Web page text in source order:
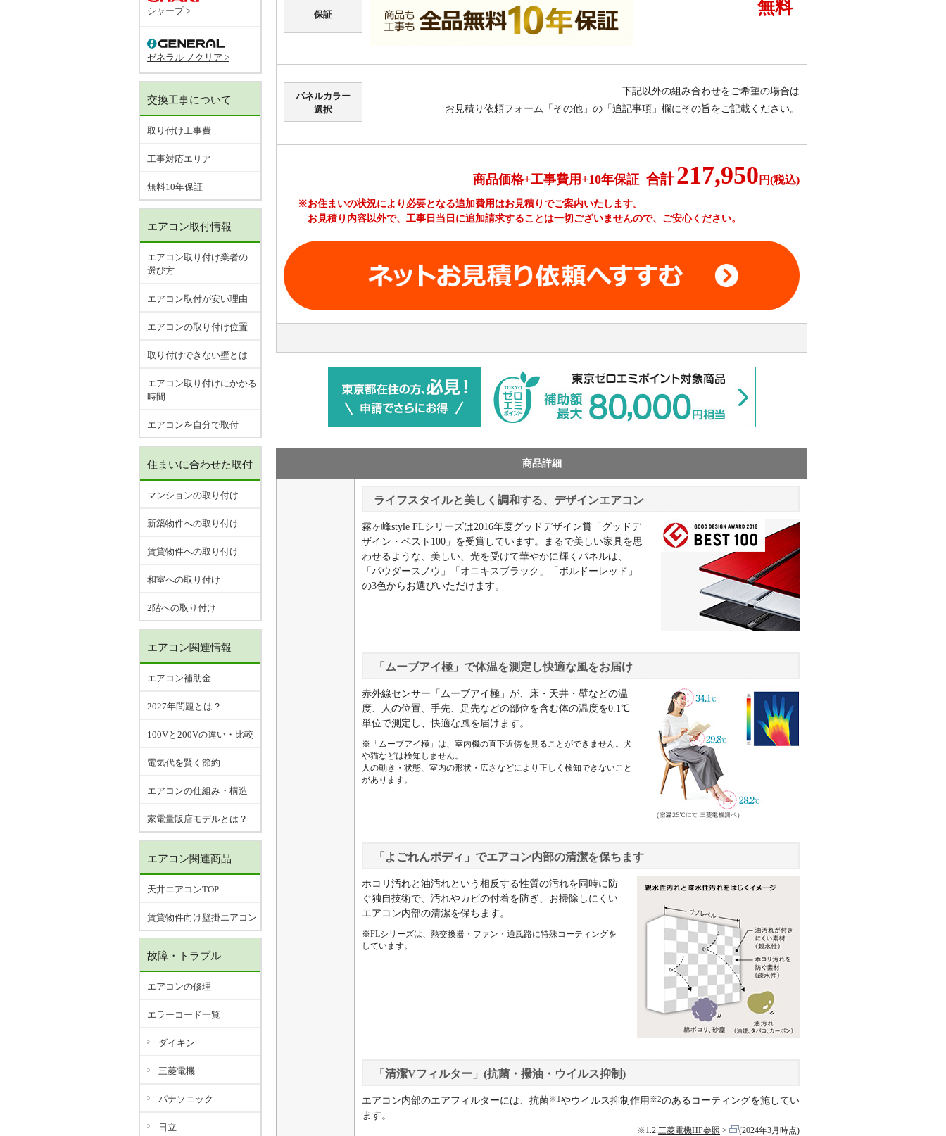
保証 無料
パネルカラー
選択
下記以外の組み合わせをご希望の場合は
お見積り依頼フォーム「その他」の「追記事項」欄にその旨をご記載ください。
商品価格+工事費用+10年保証 合計217,950 円(税込)
※お住まいの状況により必要となる追加費用はお見積りでご案内いたします。
お見積り内容以外で、工事日当日に追加請求することは一切ございませんので、ご安心ください。
商品詳細
ライフスタイルと美しく調和する、デザインエアコン
霧ヶ峰style FLシリーズは2016年度グッドデザイン賞「グッドデ
ザイン・ベスト100」を受賞しています。まるで美しい家具を思
わせるような、美しい、光を受けて華やかに輝くパネルは、
「パウダースノウ」「オニキスブラック」「ボルドーレッド」
の3色からお選びいただけます。
「ムーブアイ極」で体温を測定し快適な風をお届け
赤外線センサー「ムーブアイ極」が、床・天井・壁などの温
度、人の位置、手先、足先などの部位を含む体の温度を0.1℃
単位で測定し、快適な風を届けます。
※「ムーブアイ極」は、室内機の直下近傍を見ることができません。犬
や猫などは検知しません。
人の動き・状態、室内の形状・広さなどにより正しく検知できないこと
があります。
「よごれんボディ」でエアコン内部の清潔を保ちます
ホコリ汚れと油汚れという相反する性質の汚れを同時に防
ぐ独自技術で、汚れやカビの付着を防ぎ、お掃除しにくい
エアコン内部の清潔を保ちます。
※FLシリーズは、熱交換器・ファン・通風路に特殊コーティングを
しています。
「清潔Vフィルター」(抗菌・撥油・ウイルス抑制)
エアコン内部のエアフィルターには、抗菌※1やウイルス抑制作用 ※2のあるコーティングを施してい
ます。
※1.2.三菱電機HP参照 (2024年3月時点)
シャープ >
ゼネラル ノクリア >
交換工事について
取り付け工事費
工事対応エリア
無料10年保証
エアコン取付情報
エアコン取り付け業者の
選び方
エアコン取付が安い理由
エアコンの取り付け位置
取り付けできない壁とは
エアコン取り付けにかかる
時間
エアコンを自分で取付
住まいに合わせた取付
マンションの取り付け
新築物件への取り付け
賃貸物件への取り付け
和室への取り付け
2階への取り付け
エアコン関連情報
エアコン補助金
2027年問題とは？
100Vと200Vの違い・比較
電気代を賢く節約
エアコンの仕組み・構造
家電量販店モデルとは？
エアコン関連商品
天井エアコンTOP
賃貸物件向け壁掛エアコン
故障・トラブル
エアコンの修理
エラーコード一覧
ダイキン
三菱電機
パナソニック
日立